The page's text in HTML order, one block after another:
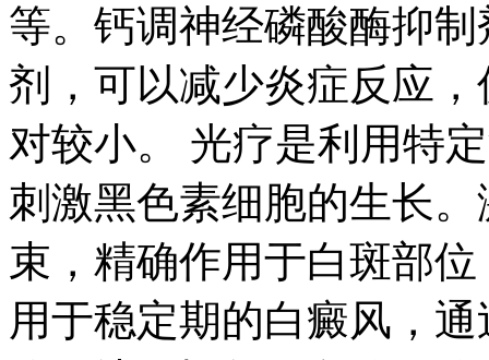
等。钙调神经磷酸酶抑
剂，可以减少炎症反应
对较小。 光疗是利用特
刺激黑色素细胞的生长
束，精确作用于白斑部
用于稳定期的白癜风，